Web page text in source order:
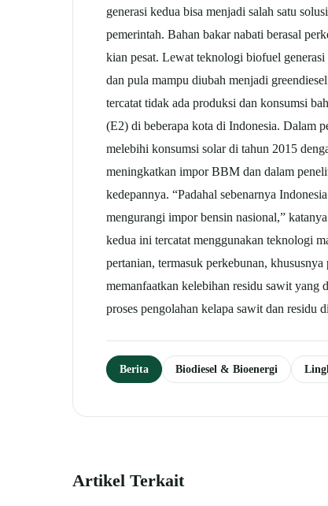
generasi kedua bisa menjadi salah satu
pemerintah. Bahan bakar nabati berasal
kian pesat. Lewat teknologi biofuel
dan pula mampu diubah menjadi
tercatat tidak ada produksi dan konsumsi
(E2) di beberapa kota di Indonesia. Dalam
melebihi konsumsi solar di tahun 2015
meningkatkan impor BBM dan dalam
kedepannya. “Padahal sebenarnya
mengurangi impor bensin nasional,”
kedua ini tercatat menggunakan teknologi
pertanian, termasuk perkebunan,
memanfaatkan kelebihan residu sawit
proses pengolahan kelapa sawit dan residu
Berita Biodiesel & Bioenergi
Artikel Terkait